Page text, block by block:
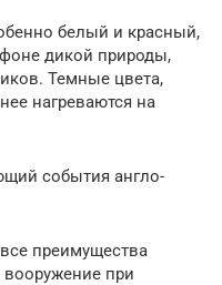
белый и красный,
дикой природы,
Темные цвета,
нагреваются на
события англо-
преимущества
при